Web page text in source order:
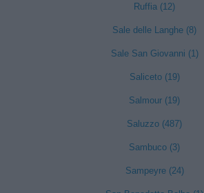
Ruffia (12)
Sale delle Langhe (8)
Sale San Giovanni (1)
Saliceto (19)
Salmour (19)
Saluzzo (487)
Sambuco (3)
Sampeyre (24)